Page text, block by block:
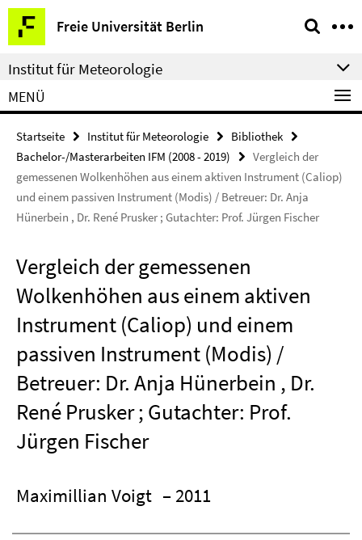
Springe
direkt
zu
Inhalt
Freie Universität Berlin
Service-
Navigation
Institut für Meteorologie
MENÜ
Startseite Institut für Meteorologie
Bibliothek
Bachelor-/Masterarbeiten IFM (2008 - 2019)
Vergleich der
gemessenen Wolkenhöhen aus einem aktiven Instrument (Caliop)
und einem passiven Instrument (Modis) / Betreuer: Dr. Anja
Hünerbein , Dr. René Prusker ; Gutachter: Prof. Jürgen Fischer
Vergleich der gemessenen
Wolkenhöhen aus einem aktiven
Instrument (Caliop) und einem
passiven Instrument (Modis) /
Betreuer: Dr. Anja Hünerbein , Dr.
René Prusker ; Gutachter: Prof.
Jürgen Fischer
Maximillian Voigt – 2011